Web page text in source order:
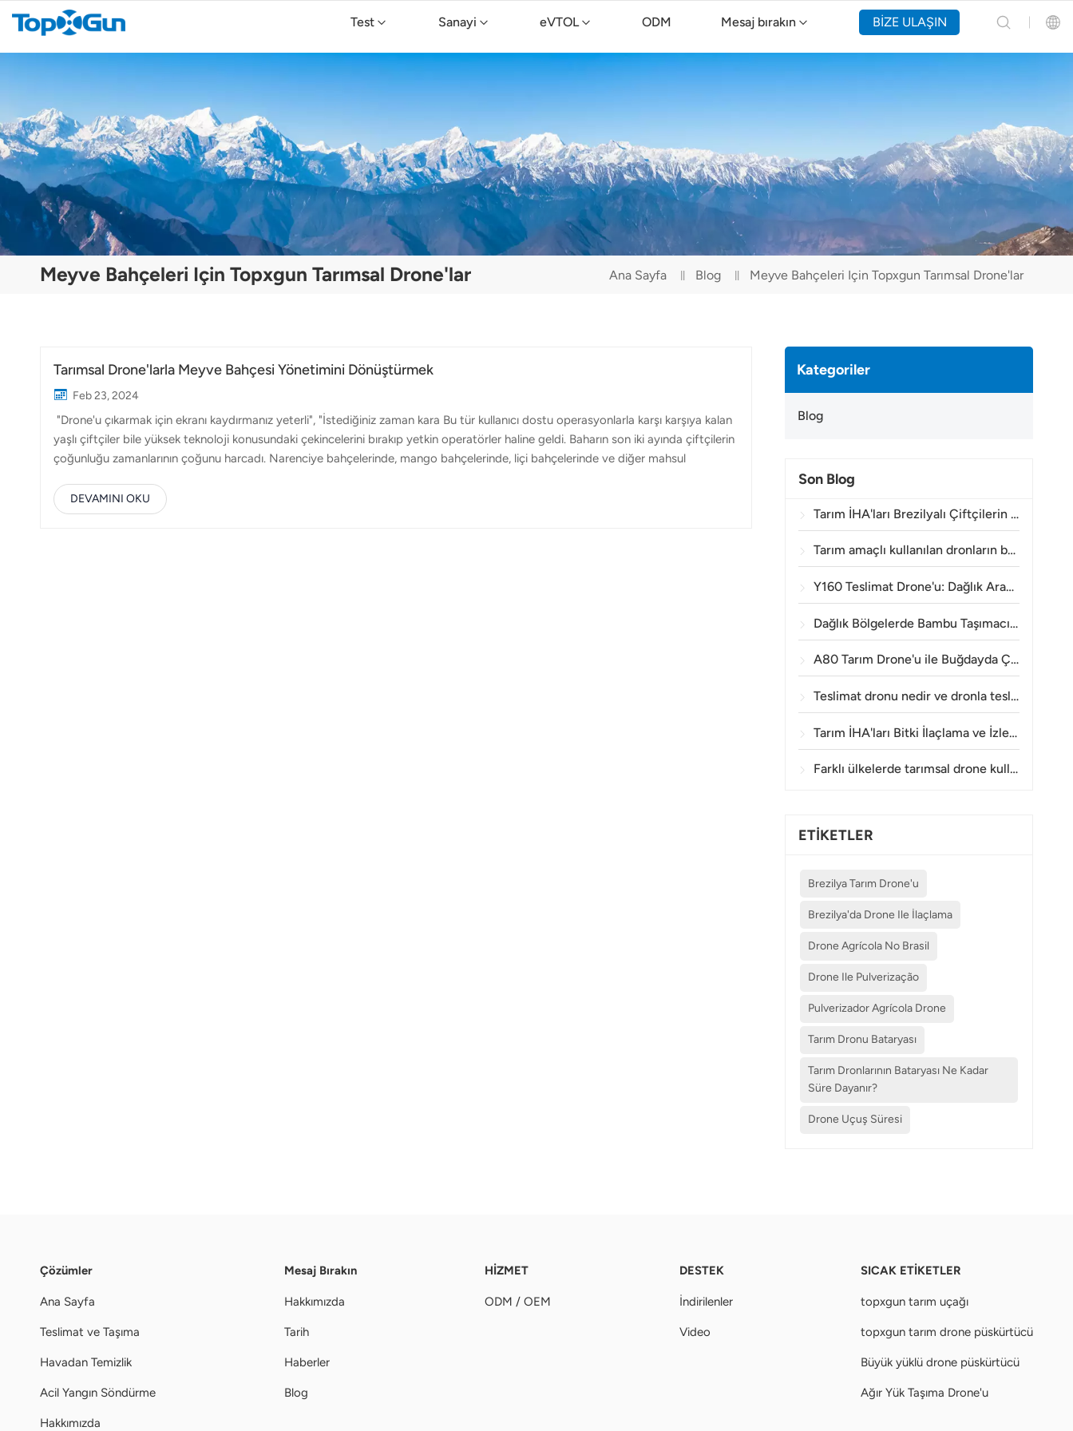
Test Sanayi eVTOL ODM Mesaj bırakın BİZE ULAŞIN
Русский
Português(Portugal)
Português(Brasil)
Türkçe
Meyve Bahçeleri Için Topxgun Tarımsal Drone'lar Ana Sayfa Blog Meyve Bahçeleri Için Topxgun Tarımsal Drone'lar
Kategoriler
Blog
Son Blog
Tarım İHA'ları Brezilyalı Çiftçilerin Bitki İlaçlama İşlemlerini Geliştirmelerine Nasıl Yardımcı Oluyor?
Tarım amaçlı kullanılan dronların bataryası ne kadar süre dayanır?
Y160 Teslimat Drone'u: Dağlık Arazide Enerji Kulesi Malzemelerini Taşımak İçin Daha Güvenli ve Verimli Bir Yöntem
Dağlık Bölgelerde Bambu Taşımacılığı: TOPXGUN Y160 Ormandan Toplama Noktasına Yeni Bir Rota Nasıl Açıyor?
A80 Tarım Drone'u ile Buğdayda Çıkış Öncesi Yabancı Ot Kontrolünde Etkinlik
Teslimat dronu nedir ve dronla teslimat nasıl çalışır?
Tarım İHA'ları Bitki İlaçlama ve İzleme İşlemlerinde Ne Kadar Doğru Sonuç Veriyor?
Farklı ülkelerde tarımsal drone kullanımına ilişkin hangi düzenlemeler geçerlidir?
ETİKETLER
Brezilya Tarım Drone'u
Brezilya'da Drone Ile İlaçlama
Drone Agrícola No Brasil
Drone Ile Pulverização
Pulverizador Agrícola Drone
Tarım Dronu Bataryası
Tarım Dronlarının Bataryası Ne Kadar
Süre Dayanır?
Drone Uçuş Süresi
Tarımsal Drone'larla Meyve Bahçesi Yönetimini Dönüştürmek
Feb 23, 2024
"Drone'u çıkarmak için ekranı kaydırmanız yeterli", "İstediğiniz zaman kara Bu tür kullanıcı dostu operasyonlarla karşı karşıya kalan
yaşlı çiftçiler bile yüksek teknoloji konusundaki çekincelerini bırakıp yetkin operatörler haline geldi. Baharın son iki ayında çiftçilerin
çoğunluğu zamanlarının çoğunu harcadı. Narenciye bahçelerinde, mango bahçelerinde, liçi bahçelerinde ve diğer mahsul
geçmişte mahsullerin tozlaşması için ağaç gövdelerinin elle sallanması gerekiyordu. Ancak yukarıdan uçan tarım dronları, kuvvetli
rüzgarların yardımıyla tozlaşmayı zahmetsizce gerçekleştirir. Benzer şekilde gece saatlerine de talep var pestisit drone püskürtme.
DEVAMINI OKU
Çözümler
Ana Sayfa
Teslimat ve Taşıma
Havadan Temizlik
Acil Yangın Söndürme
Hakkımızda
Mesaj Bırakın
Hakkımızda
Tarih
Haberler
Blog
HİZMET
ODM / OEM
DESTEK
İndirilenler
Video
SICAK ETİKETLER
topxgun tarım uçağı
topxgun tarım drone püskürtücü
Büyük yüklü drone püskürtücü
Ağır Yük Taşıma Drone'u